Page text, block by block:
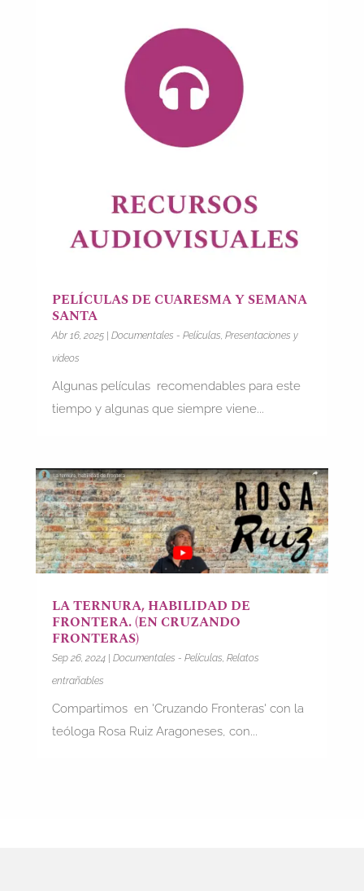
PELÍCULAS DE CUARESMA Y SEMANA
SANTA
Abr 16, 2025| Documentales - Películas Presentaciones y
videos
Algunas películas recomendables para este
tiempo y algunas que siempre viene...
LA TERNURA, HABILIDAD DE
FRONTERA. (EN CRUZANDO
FRONTERAS)
Sep 26, 2024| Documentales - Películas Relatos
entrañables
Compartimos en 'Cruzando Fronteras' con la
teóloga Rosa Ruiz Aragoneses, con...